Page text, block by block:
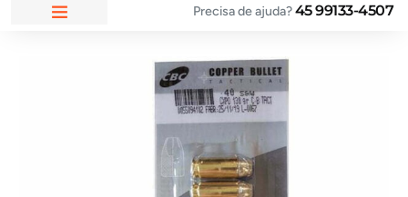
Precisa de ajuda?45 99133-4507